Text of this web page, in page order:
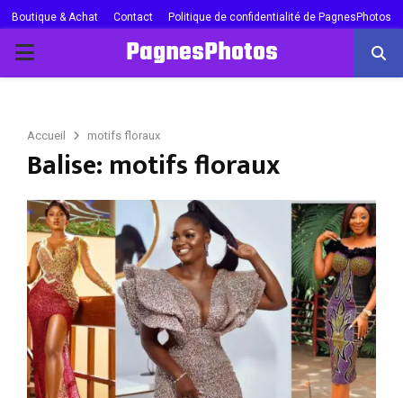
Boutique & Achat Contact Politique de confidentialité de PagnesPhotos
PRIMARY
PagnesPhotos
Accueil motifs floraux
Balise: motifs floraux